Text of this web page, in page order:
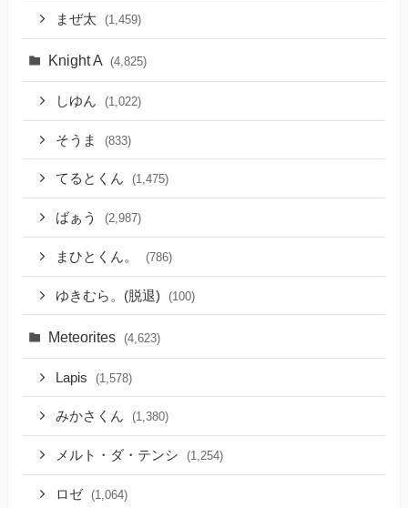
まぜ太 (1,459)
Knight A (4,825)
しゆん (1,022)
そうま (833)
てるとくん (1,475)
ばぁう (2,987)
まひとくん。 (786)
ゆきむら。(脱退) (100)
Meteorites (4,623)
Lapis (1,578)
みかさくん (1,380)
メルト・ダ・テンシ (1,254)
ロゼ (1,064)